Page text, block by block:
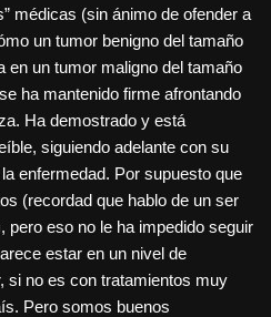
médicas (sin ánimo de ofender a
un tumor benigno del tamaño
en un tumor maligno del tamaño
ha mantenido firme afrontando
Ha demostrado y está
siguiendo adelante con su
enfermedad. Por supuesto que
(recordad que hablo de un ser
pero eso no le ha impedido seguir
estar en un nivel de
si no es con tratamientos muy
Pero somos buenos